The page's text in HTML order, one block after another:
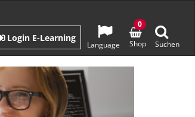
Language
Login E-Learning
Shop
0
Suchen